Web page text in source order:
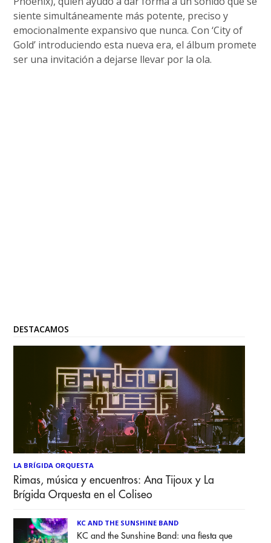
siente simultáneamente más potente, preciso y
emocionalmente expansivo que nunca. Con ‘City of
Gold’ introduciendo esta nueva era, el álbum promete
ser una invitación a dejarse llevar por la ola.
DESTACAMOS
LA BRÍGIDA ORQUESTA
Rimas, música y encuentros: Ana Tijoux y La
Brígida Orquesta en el Coliseo
KC AND THE SUNSHINE BAND
KC and the Sunshine Band: una fiesta que